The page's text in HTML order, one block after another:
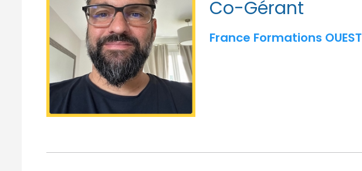
Co-Gérant
France Formations OUEST